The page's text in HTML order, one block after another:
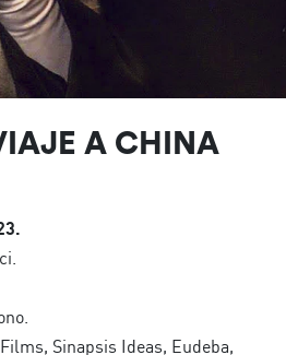
A CHINA
Sinapsis Ideas, Eudeba,